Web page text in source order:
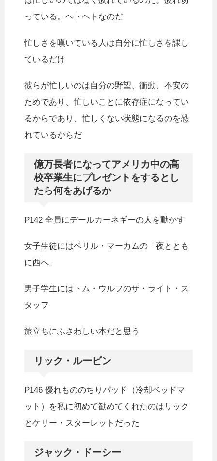
っている。ヘトヘトなのだ
忙しさを嘆いている人は自分に忙しさを課し
ているだけ
彼らが忙しいのは自分の野望、衝動、不安の
ためであり、忙しいことに依存症になってい
るからであり、忙しくない状態になるのを恐
れているからだ
億万長者になってアメリカ中の高
校卒業生にプレゼントをするとし
たら何をあげるか
P142 全員にデールカーネギーの人を動かす
女子生徒にはベリル・マーカムの「夜ととも
に西へ」
男子学生にはトム・ウルフのザ・ライト・ス
タッフ
旅立ちにふさわしい本だと思う
リック・ルービン
P146 優れもののちりパッド（冷却ベッドマ
ット）を私に初めて勧めてくれたのはリック
とケリー・スターレットだった
ジャック・ドーシー